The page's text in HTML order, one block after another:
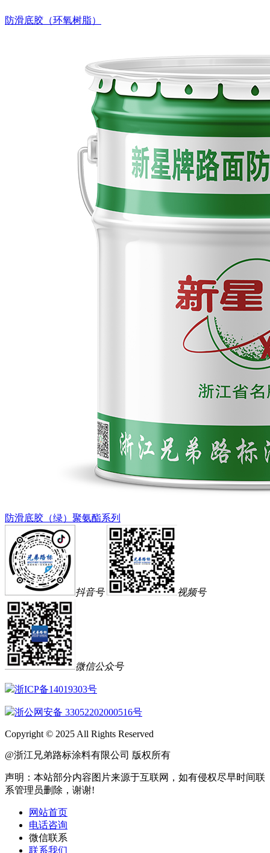
防滑底胶（环氧树脂）
防滑底胶（绿）聚氨酯系列
抖音号 视频号
微信公众号
浙ICP备14019303号
浙公网安备 33052202000516号
Copyright © 2025 All Rights Reserved
@浙江兄弟路标涂料有限公司 版权所有
声明：本站部分内容图片来源于互联网，如有侵权尽早时间联
系管理员删除，谢谢!
网站首页
电话咨询
微信联系
联系我们